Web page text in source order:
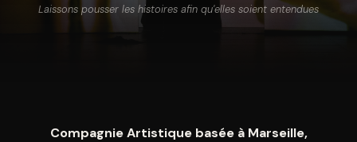
Laissons pousser les histoires afin qu'elles soient entendues
Compagnie Artistique basée à Marseille,